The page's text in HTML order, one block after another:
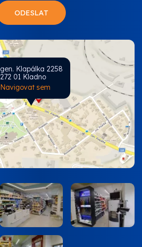
gen. Klapálka 2258
272 01 Kladno
Navigovat sem